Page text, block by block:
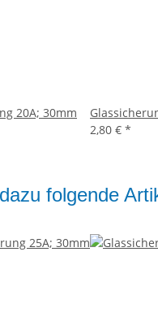
20A; 30mm
2,80 € *
folgende